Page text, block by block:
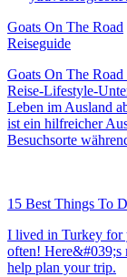
Goats On The Road
Reiseguide
Goats On The Road
Reise-Lifestyle-
Leben im Ausland
ist ein hilfreicher
Besuchsorte
15 Best Things To
I lived in Turkey for
often! Here&#039;s
help plan your trip.